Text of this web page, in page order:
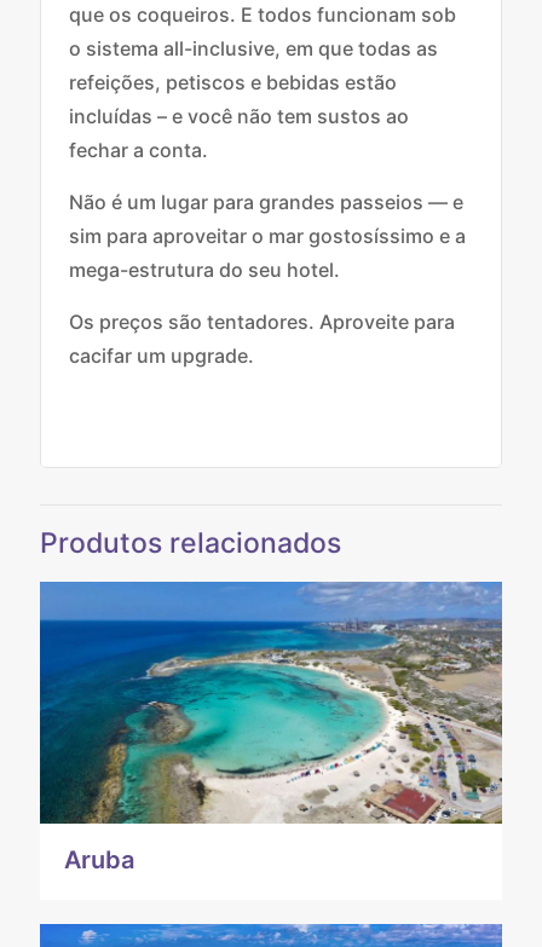
que os coqueiros. E todos funcionam sob
o sistema all-inclusive, em que todas as
refeições, petiscos e bebidas estão
incluídas – e você não tem sustos ao
fechar a conta.
Não é um lugar para grandes passeios — e
sim para aproveitar o mar gostosíssimo e a
mega-estrutura do seu hotel.
Os preços são tentadores. Aproveite para
cacifar um upgrade.
Produtos relacionados
Aruba